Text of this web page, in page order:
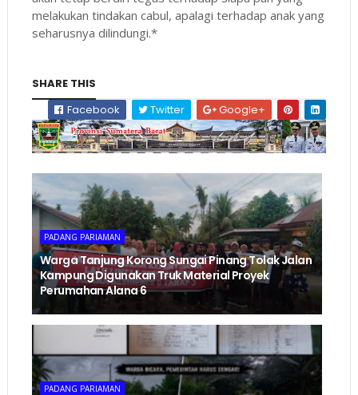
melakukan tindakan cabul, apalagi terhadap anak yang
seharusnya dilindungi.*
SHARE THIS
Facebook
Twitter Google+
PADANG PARIAMAN
Warga Tanjung Korong Sungai Pinang Tolak Jalan
Kampung Digunakan Truk Material Proyek
Perumahan Alana 6
PADANG PARIAMAN